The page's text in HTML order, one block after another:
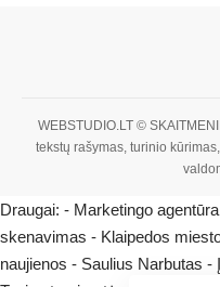
WEBSTUDIO.LT ©
tekstų rašymas, turinio
Draugai: - Marketingo agentūra
skenavimas - Klaipedos
naujienos - Saulius Narbutas -